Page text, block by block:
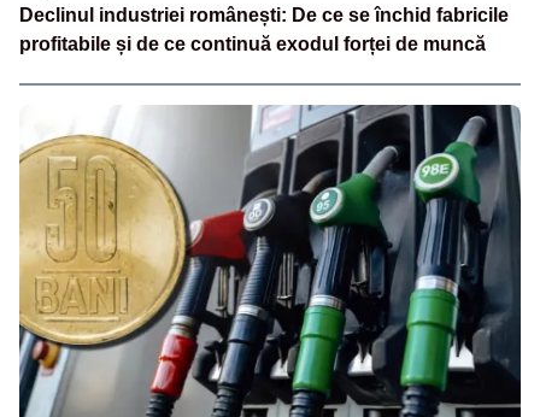
Declinul industriei românești: De ce se închid fabricile
profitabile și de ce continuă exodul forței de muncă